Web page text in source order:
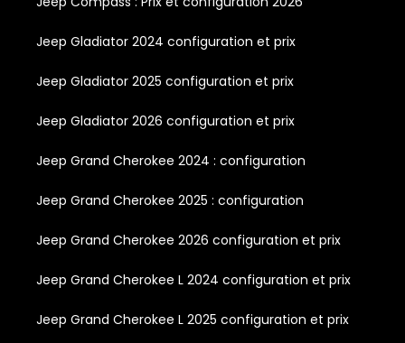
Jeep Gladiator 2024 configuration et prix
Jeep Gladiator 2025 configuration et prix
Jeep Gladiator 2026 configuration et prix
Jeep Grand Cherokee 2024 : configuration
Jeep Grand Cherokee 2025 : configuration
Jeep Grand Cherokee 2026 configuration et prix
Jeep Grand Cherokee L 2024 configuration et prix
Jeep Grand Cherokee L 2025 configuration et prix